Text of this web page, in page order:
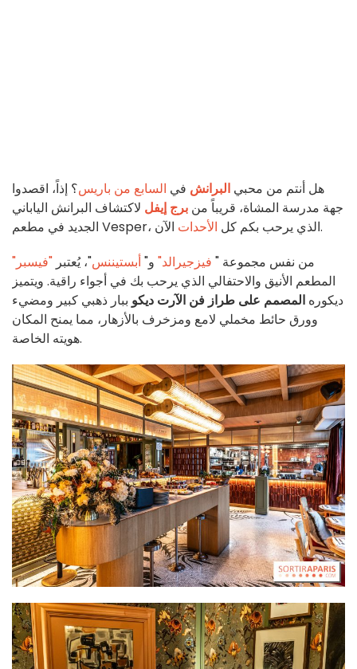
هل أنتم من محبي البرانش في السابع من باريس؟ إذاً، اقصدوا
جهة مدرسة المشاة، قريباً من برج إيفل لاكتشاف البرانش الياباني
الجديد في مطعم Vesper، الذي يرحب بكم كل الأحدات
الآن.
من نفس مجموعة " فيزجيرالد" و"أبستيننس"، يُعتبر "فيسبر"
المطعم الأنيق والاحتفالي الذي يرحب بك في أجواء راقية. ويتميز
ديكوره المصمم على طراز فن الآرت ديكو ببار ذهبي كبير ومضيء
وورق حائط مخملي لامع ومزخرف بالأزهار، مما يمنح المكان
هويته الخاصة.